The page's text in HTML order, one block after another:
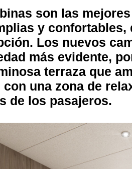
son las
y
Los nuevos
más evidente,
terraza que
con una zona de
de los pasajeros.